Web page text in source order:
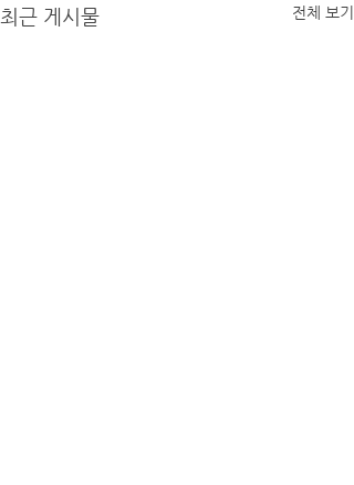
최근 게시물 전체 보기